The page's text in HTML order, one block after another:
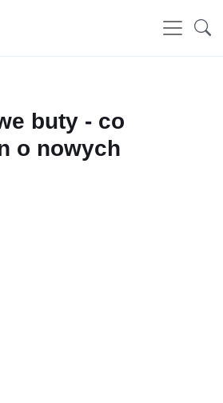
buty - co
o nowych